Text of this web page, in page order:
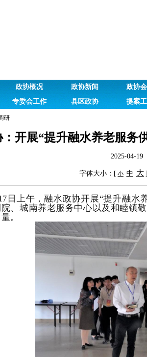
政协概况 政协新闻
政协
专委会工作 县区政协 提案
研
开展“提升融水养老服务
2025-04-
字体大小：[ 小 中 大
日上午，融水政协开展“提升融
、 城南养老服务中心以及和睦镇
。